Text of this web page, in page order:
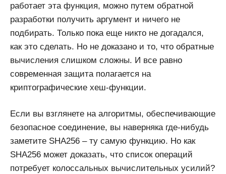
работает эта функция, можно путем обратной
разработки получить аргумент и ничего не
подбирать. Только пока еще никто не догадался,
как это сделать. Но не доказано и то, что обратные
вычисления слишком сложны. И все равно
современная защита полагается на
криптографические хеш-функции.
Если вы взглянете на алгоритмы, обеспечивающие
безопасное соединение, вы наверняка где-нибудь
заметите SHA256 – ту самую функцию. Но как
SHA256 может доказать, что список операций
потребует колоссальных вычислительных усилий?